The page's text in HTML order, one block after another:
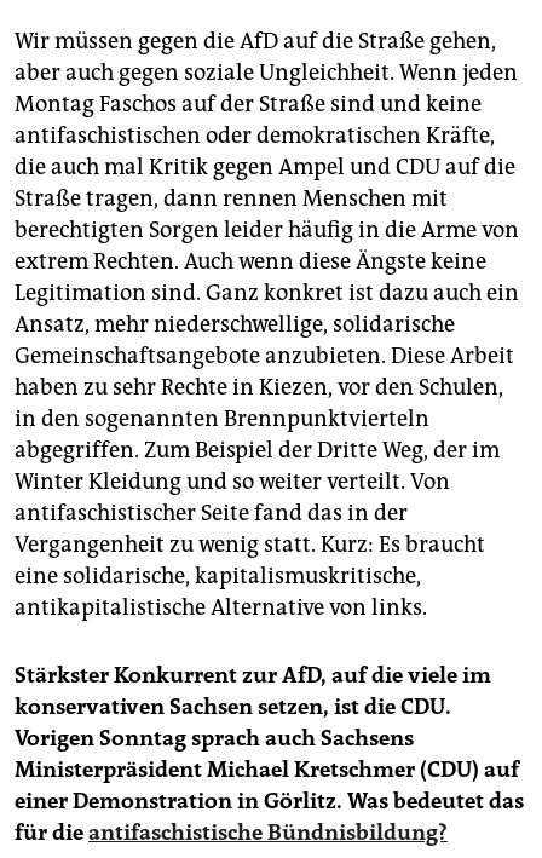
Wir müssen gegen die AfD auf die Straße gehen,
aber auch gegen soziale Ungleichheit. Wenn jeden
Montag Faschos auf der Straße sind und keine
antifaschistischen oder demokratischen Kräfte,
die auch mal Kritik gegen Ampel und CDU auf die
Straße tragen, dann rennen Menschen mit
berechtigten Sorgen leider häufig in die Arme von
extrem Rechten. Auch wenn diese Ängste keine
Legitimation sind. Ganz konkret ist dazu auch ein
Ansatz, mehr niederschwellige, solidarische
Gemeinschaftsangebote anzubieten. Diese Arbeit
haben zu sehr Rechte in Kiezen, vor den Schulen,
in den sogenannten Brennpunktvierteln
abgegriffen. Zum Beispiel der Dritte Weg, der im
Winter Kleidung und so weiter verteilt. Von
antifaschistischer Seite fand das in der
Vergangenheit zu wenig statt. Kurz: Es braucht
eine solidarische, kapitalismuskritische,
antikapitalistische Alternative von links.
Stärkster Konkurrent zur AfD, auf die viele im
konservativen Sachsen setzen, ist die CDU.
Vorigen Sonntag sprach auch Sachsens
Ministerpräsident Michael Kretschmer (CDU) auf
einer Demonstration in Görlitz. Was bedeutet das
für dieantifaschistische Bündnisbildung?